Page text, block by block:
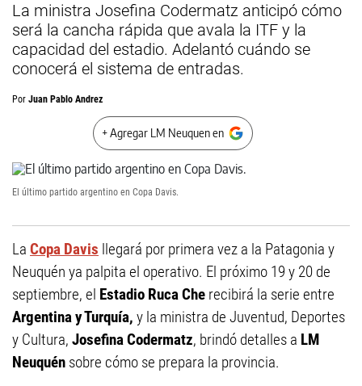
La ministra Josefina Codermatz anticipó cómo
será la cancha rápida que avala la ITF y la
capacidad del estadio. Adelantó cuándo se
conocerá el sistema de entradas.
Por Juan Pablo Andrez
+ Agregar LM Neuquen en
El último partido argentino en Copa Davis.
La Copa Davis llegará por primera vez a la Patagonia y
Neuquén ya palpita el operativo. El próximo 19 y 20 de
septiembre, el Estadio Ruca Che recibirá la serie entre
Argentina y Turquía, y la ministra de Juventud, Deportes
y Cultura, Josefina Codermatz, brindó detalles a LM
Neuquén sobre cómo se prepara la provincia.